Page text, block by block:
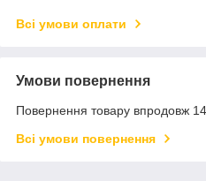
Всі умови оплати
Умови повернення
Повернення товару впродовж
Всі умови повернення